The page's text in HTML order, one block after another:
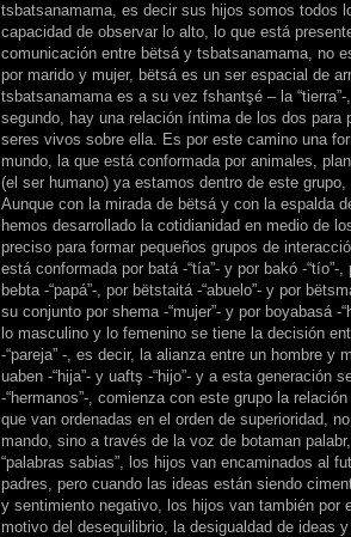
tsbatsanamama, es decir sus hijos somos todos
capacidad de observar lo alto, lo que está
comunicación entre bëtsá y tsbatsanamama, no
por marido y mujer, bëtsá es un ser espacial de
tsbatsanamama es a su vez fshantşé – la
segundo, hay una relación íntima de los dos para
seres vivos sobre ella. Es por este camino una
mundo, la que está conformada por animales,
(el ser humano) ya estamos dentro de este
Aunque con la mirada de bëtsá y con la espalda
hemos desarrollado la cotidianidad en medio de
preciso para formar pequeños grupos de
está conformada por batá -“tía”- y por bakó -“tío”-,
bebta -“papá”-, por bëtstaitá -“abuelo”- y por
su conjunto por shema -“mujer”- y por boyabasá -
lo masculino y lo femenino se tiene la decisión
-“pareja” -, es decir, la alianza entre un hombre y
uaben -“hija”- y uaftş -“hijo”- y a esta generación
-“hermanos”-, comienza con este grupo la
que van ordenadas en el orden de superioridad,
mando, sino a través de la voz de botaman
“palabras sabias”, los hijos van encaminados al
padres, pero cuando las ideas están siendo
y sentimiento negativo, los hijos van también por
motivo del desequilibrio, la desigualdad de ideas